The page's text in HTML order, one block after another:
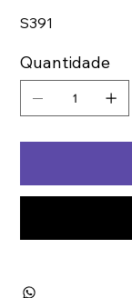
S391
Quantidade